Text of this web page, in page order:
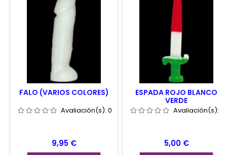
FALO (VARIOS COLORES)
Avaliación(s): 0
Prezo
9,95 €
ESPADA ROJO BLANCO
VERDE
Avaliación(s):
Prezo
5,00 €